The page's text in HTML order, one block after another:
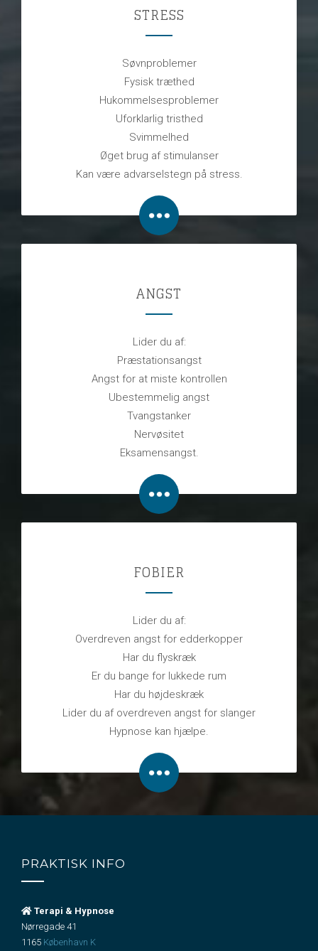
STRESS
Søvnproblemer
Fysisk træthed
Hukommelsesproblemer
Uforklarlig tristhed
Svimmelhed
Øget brug af stimulanser
Kan være advarselstegn på stress.
ANGST
Lider du af:
Præstationsangst
Angst for at miste kontrollen
Ubestemmelig angst
Tvangstanker
Nervøsitet
Eksamensangst.
FOBIER
Lider du af:
Overdreven angst for edderkopper
Har du flyskræk
Er du bange for lukkede rum
Har du højdeskræk
Lider du af overdreven angst for slanger
Hypnose kan hjælpe.
PRAKTISK INFO
Terapi & Hypnose
Nørregade 41
1165 København K